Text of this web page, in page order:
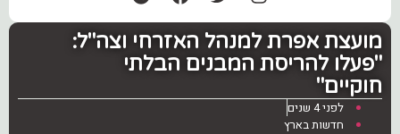
מועצת אפרת למנהל האזרחי וצה"ל:
"פעלו להריסת המבנים הבלתי
חוקיים"
לפני 4 שנים
חדשות בארץ